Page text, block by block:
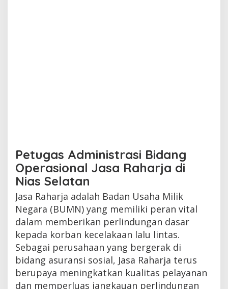
Petugas Administrasi Bidang
Operasional Jasa Raharja di
Nias Selatan
Jasa Raharja adalah Badan Usaha Milik
Negara (BUMN) yang memiliki peran vital
dalam memberikan perlindungan dasar
kepada korban kecelakaan lalu lintas.
Sebagai perusahaan yang bergerak di
bidang asuransi sosial, Jasa Raharja terus
berupaya meningkatkan kualitas pelayanan
dan memperluas jangkauan perlindungan